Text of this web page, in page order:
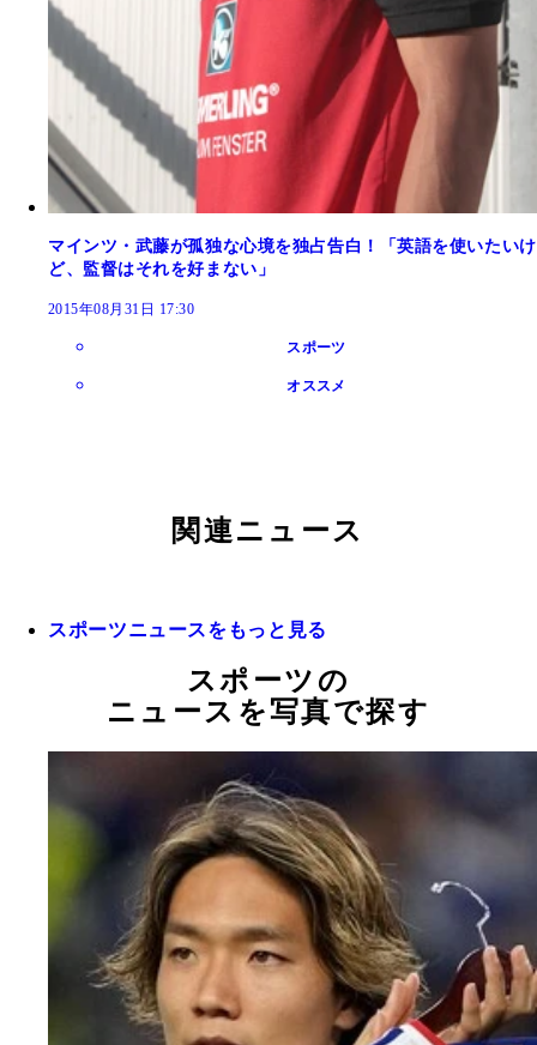
マインツ・武藤が孤独な心境を独占告白！「英語を使いたいけ
ど、監督はそれを好まない」
2015年08月31日 17:30
スポーツ
オススメ
関連ニュース
スポーツニュースをもっと見る
スポーツの
ニュースを写真で探す